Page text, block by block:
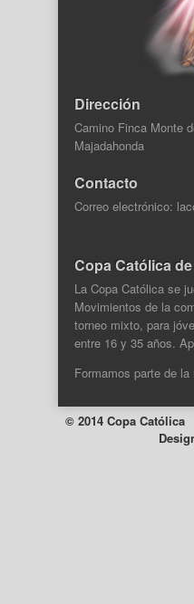
Dirección
Camino Finca Monte
Majadahonda
Contacto
Correo electrónico:
Copa Católica
La Copa Católica se
Movimientos de la
torneo mixto, para
entre 16 y 35 años.
Formamos parte de la
© 2014 Copa Católica